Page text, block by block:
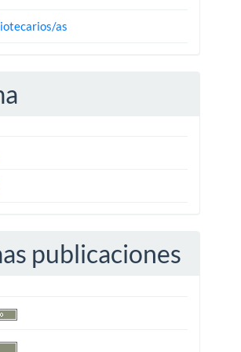
as
publicaciones